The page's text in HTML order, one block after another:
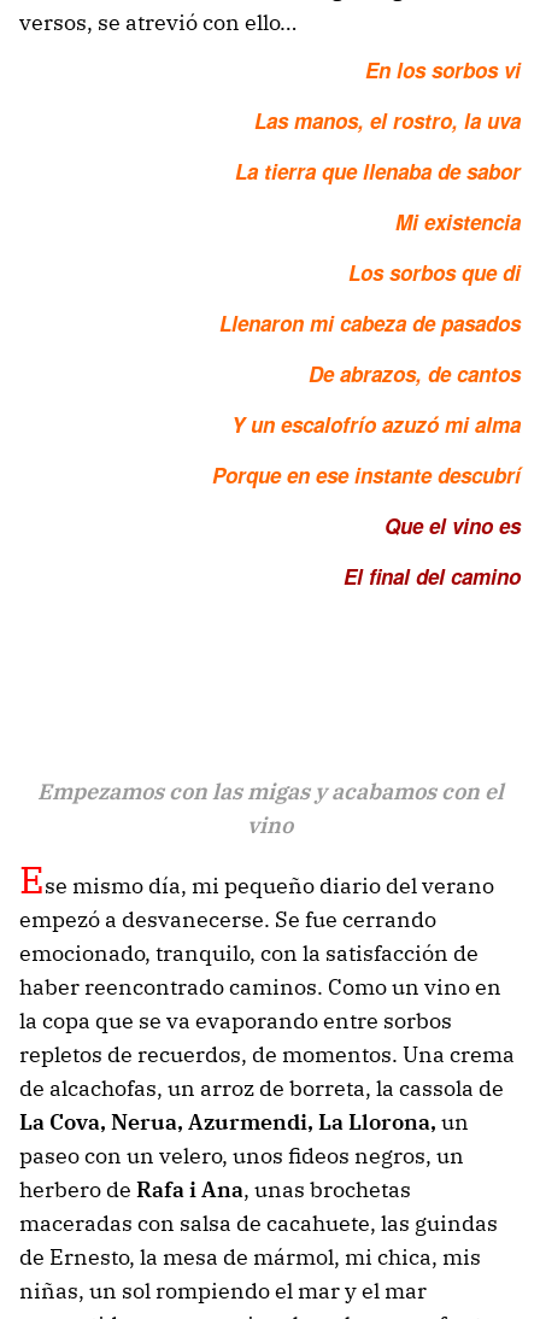
versos, se atrevió con ello…
En los sorbos vi
Las manos, el rostro, la uva
La tierra que llenaba de sabor
Mi existencia
Los sorbos que di
Llenaron mi cabeza de pasados
De abrazos, de cantos
Y un escalofrío azuzó mi alma
Porque en ese instante descubrí
Que el vino es
El final del camino
Empezamos con las migas y acabamos con el
vino
Ese mismo día, mi pequeño diario del verano
empezó a desvanecerse. Se fue cerrando
emocionado, tranquilo, con la satisfacción de
haber reencontrado caminos. Como un vino en
la copa que se va evaporando entre sorbos
repletos de recuerdos, de momentos. Una crema
de alcachofas, un arroz de borreta, la cassola de
La Cova, Nerua, Azurmendi, La Llorona, un
paseo con un velero, unos fideos negros, un
herbero de Rafa i Ana, unas brochetas
maceradas con salsa de cacahuete, las guindas
de Ernesto, la mesa de mármol, mi chica, mis
niñas, un sol rompiendo el mar y el mar